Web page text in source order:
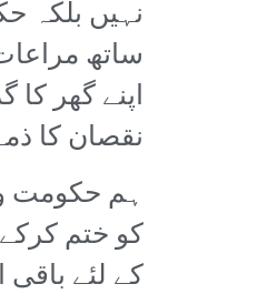
اپنے گھر
نقصان کا
ہم حکومت
کو ختم